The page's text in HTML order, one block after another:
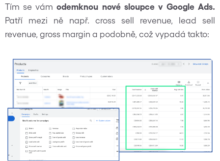
Tím se vámodemknou nové sloupce v Google Ads.
Patří mezi ně např. cross sell revenue, lead sell
revenue, gross margin a podobně, což vypadá takto: